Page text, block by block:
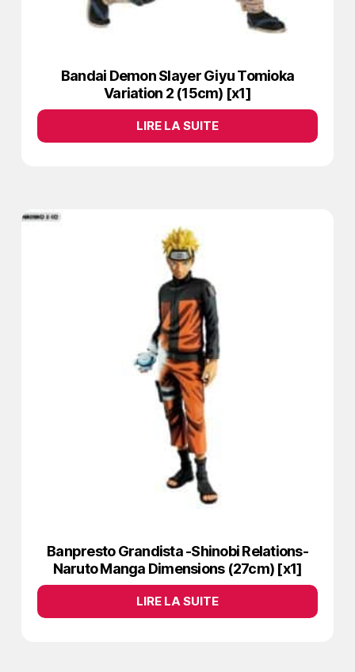
Bandai Demon Slayer Giyu Tomioka
Variation 2 (15cm) [x1]
LIRE LA SUITE
Banpresto Grandista -Shinobi Relations-
Naruto Manga Dimensions (27cm) [x1]
LIRE LA SUITE